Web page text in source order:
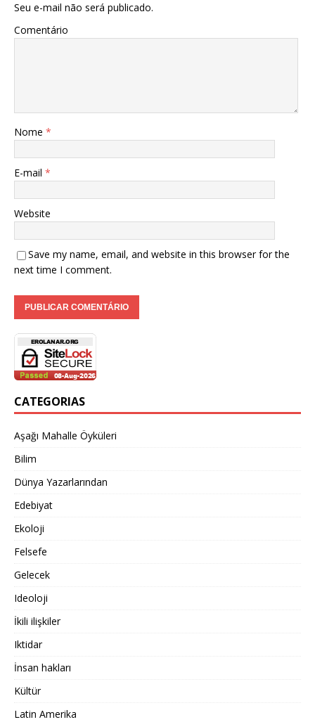
Seu e-mail não será publicado.
Comentário
Nome *
E-mail *
Website
Save my name, email, and website in this browser for the
next time I comment.
CATEGORIAS
Aşağı Mahalle Öyküleri
Bilim
Dünya Yazarlarından
Edebiyat
Ekoloji
Felsefe
Gelecek
Ideoloji
İkili ilişkiler
Iktidar
İnsan hakları
Kültür
Latin Amerika